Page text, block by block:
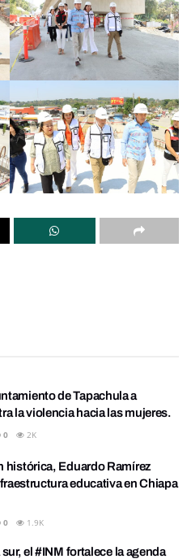
de Tapachula a
la violencia hacia las mujeres.
0 2K
histórica, Eduardo Ramírez
educativa en Chiapa
0 1.9K
el #INM fortalece la agenda